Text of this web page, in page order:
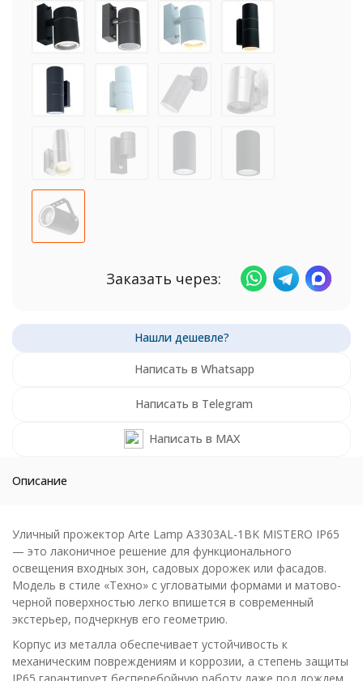
Заказать через:
Написать в Whatsapp
Написать в Telegram
Написать в MAX
Описание
Уличный прожектор Arte Lamp A3303AL-1BK MISTERO IP65
— это лаконичное решение для функционального
освещения входных зон, садовых дорожек или фасадов.
Модель в стиле «Техно» с угловатыми формами и матово-
черной поверхностью легко впишется в современный
экстерьер, подчеркнув его геометрию.
Корпус из металла обеспечивает устойчивость к
механическим повреждениям и коррозии, а степень защиты